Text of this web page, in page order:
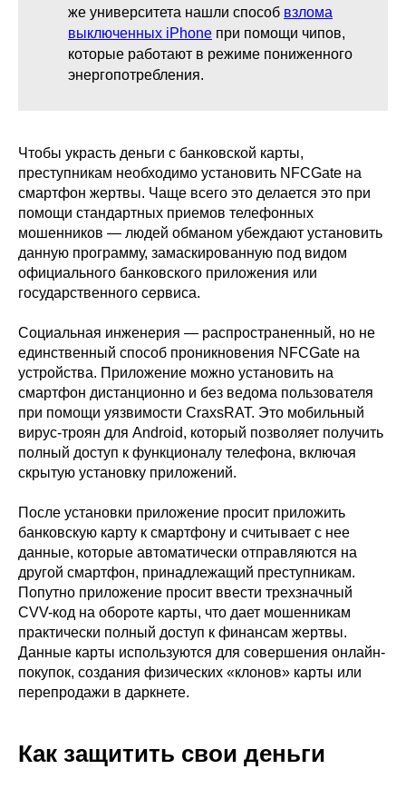
же университета нашли способ взлома
выключенных iPhone при помощи чипов,
которые работают в режиме пониженного
энергопотребления.
Чтобы украсть деньги с банковской карты,
преступникам необходимо установить NFCGate на
смартфон жертвы. Чаще всего это делается это при
помощи стандартных приемов телефонных
мошенников — людей обманом убеждают установить
данную программу, замаскированную под видом
официального банковского приложения или
государственного сервиса.
Социальная инженерия — распространенный, но не
единственный способ проникновения NFCGate на
устройства. Приложение можно установить на
смартфон дистанционно и без ведома пользователя
при помощи уязвимости CraxsRAT. Это мобильный
вирус-троян для Android, который позволяет получить
полный доступ к функционалу телефона, включая
скрытую установку приложений.
После установки приложение просит приложить
банковскую карту к смартфону и считывает с нее
данные, которые автоматически отправляются на
другой смартфон, принадлежащий преступникам.
Попутно приложение просит ввести трехзначный
CVV-код на обороте карты, что дает мошенникам
практически полный доступ к финансам жертвы.
Данные карты используются для совершения онлайн-
покупок, создания физических «клонов» карты или
перепродажи в даркнете.
Как защитить свои деньги